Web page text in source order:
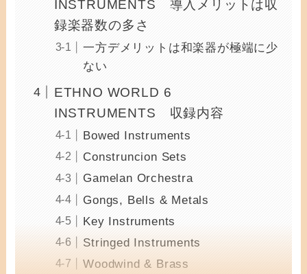
INSTRUMENTS 導入メリットは収
録楽器数の多さ
一方デメリットは和楽器が極端に少
ない
ETHNO WORLD 6
INSTRUMENTS 収録内容
Bowed Instruments
Construncion Sets
Gamelan Orchestra
Gongs, Bells & Metals
Key Instruments
Stringed Instruments
Woodwind & Brass